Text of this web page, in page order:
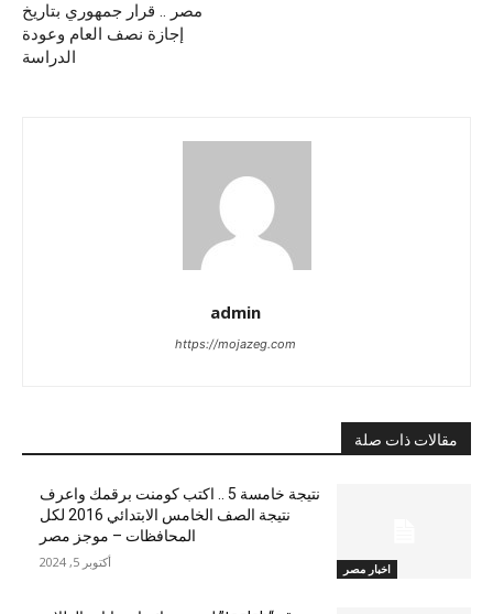
مصر .. قرار جمهوري بتاريخ
إجازة نصف العام وعودة
الدراسة
admin
https://mojazeg.com
مقالات ذات صلة
اخبار مصر
نتيجة خامسة 5 .. اكتب كومنت برقمك واعرف
نتيجة الصف الخامس الابتدائي 2016 لكل
المحافظات – موجز مصر
أكتوبر 5, 2024